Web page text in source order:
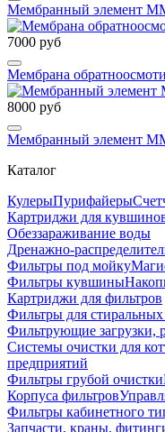
Мембранный элемент
7000 руб
Мембрана
8000 руб
Мембранный элемент
Каталог
КулерыПурифайеры
Картриджи для
Обеззараживание воды
Дренажно-
Фильтры под мойку
Фильтры кувшины
Картриджи для фильтров
Фильтры для
Фильтрующие загрузки,
Системы очистки для
предприятий
Фильтры грубой очистки
Корпуса фильтров
Фильтры кабинетного
Запчасти, краны,